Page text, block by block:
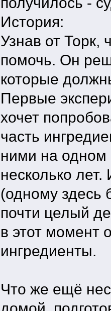
История:
Узнав от
помочь. Он
которые
Первые
хочет
часть
ними на одном
несколько
(одному здесь
почти целый
в этот момент
ингредиенты.
Что же ещё